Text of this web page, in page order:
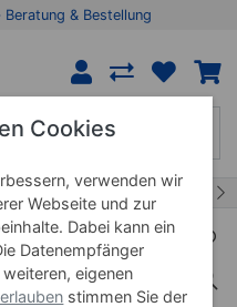
Beratung & Bestellung
10/51
100, mit
100 l, 400 V
Cookies
verwenden wir
Webseite und zur
Dabei kann ein
Datenempfänger
eigenen
stimmen Sie der